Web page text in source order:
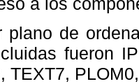
plano de
fueron
TEXT7,